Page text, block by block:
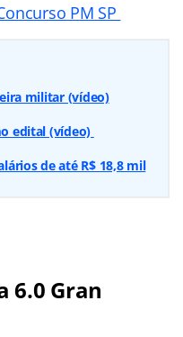
PM SP
militar (vídeo)
edital (vídeo)
de até R$ 18,8 mil
6.0 Gran